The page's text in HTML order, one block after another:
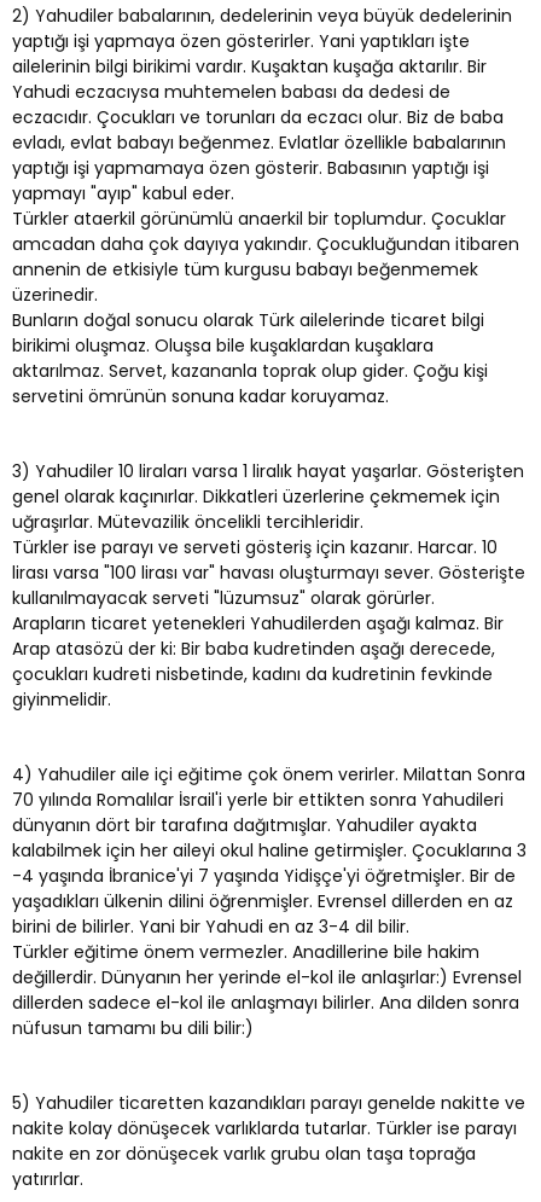
2) Yahudiler babalarının, dedelerinin veya büyük dedelerinin
yaptığı işi yapmaya özen gösterirler. Yani yaptıkları işte
ailelerinin bilgi birikimi vardır. Kuşaktan kuşağa aktarılır. Bir
Yahudi eczacıysa muhtemelen babası da dedesi de
eczacıdır. Çocukları ve torunları da eczacı olur. Biz de baba
evladı, evlat babayı beğenmez. Evlatlar özellikle babalarının
yaptığı işi yapmamaya özen gösterir. Babasının yaptığı işi
yapmayı "ayıp" kabul eder.
Türkler ataerkil görünümlü anaerkil bir toplumdur. Çocuklar
amcadan daha çok dayıya yakındır. Çocukluğundan itibaren
annenin de etkisiyle tüm kurgusu babayı beğenmemek
üzerinedir.
Bunların doğal sonucu olarak Türk ailelerinde ticaret bilgi
birikimi oluşmaz. Oluşsa bile kuşaklardan kuşaklara
aktarılmaz. Servet, kazananla toprak olup gider. Çoğu kişi
servetini ömrünün sonuna kadar koruyamaz.
3) Yahudiler 10 liraları varsa 1 liralık hayat yaşarlar. Gösterişten
genel olarak kaçınırlar. Dikkatleri üzerlerine çekmemek için
uğraşırlar. Mütevazilik öncelikli tercihleridir.
Türkler ise parayı ve serveti gösteriş için kazanır. Harcar. 10
lirası varsa "100 lirası var" havası oluşturmayı sever. Gösterişte
kullanılmayacak serveti "lüzumsuz" olarak görürler.
Arapların ticaret yetenekleri Yahudilerden aşağı kalmaz. Bir
Arap atasözü der ki: Bir baba kudretinden aşağı derecede,
çocukları kudreti nisbetinde, kadını da kudretinin fevkinde
giyinmelidir.
4) Yahudiler aile içi eğitime çok önem verirler. Milattan Sonra
70 yılında Romalılar İsrail'i yerle bir ettikten sonra Yahudileri
dünyanın dört bir tarafına dağıtmışlar. Yahudiler ayakta
kalabilmek için her aileyi okul haline getirmişler. Çocuklarına 3
-4 yaşında İbranice'yi 7 yaşında Yidişçe'yi öğretmişler. Bir de
yaşadıkları ülkenin dilini öğrenmişler. Evrensel dillerden en az
birini de bilirler. Yani bir Yahudi en az 3-4 dil bilir.
Türkler eğitime önem vermezler. Anadillerine bile hakim
değillerdir. Dünyanın her yerinde el-kol ile anlaşırlar:) Evrensel
dillerden sadece el-kol ile anlaşmayı bilirler. Ana dilden sonra
nüfusun tamamı bu dili bilir:)
5) Yahudiler ticaretten kazandıkları parayı genelde nakitte ve
nakite kolay dönüşecek varlıklarda tutarlar. Türkler ise parayı
nakite en zor dönüşecek varlık grubu olan taşa toprağa
yatırırlar.